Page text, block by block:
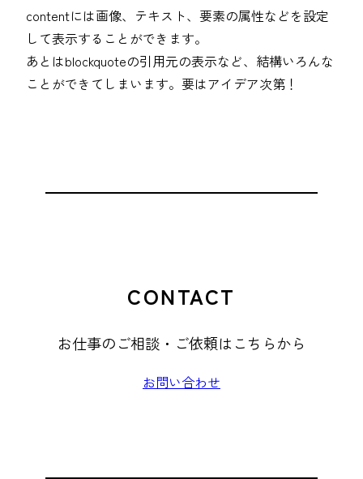
contentには画像、テキスト、要素の属性などを設定
して表示することができます。
あとはblockquoteの引用元の表示など、結構いろんな
ことができてしまいます。要はアイデア次第！
CONTACT
お仕事のご相談・ご依頼はこちらから
お問い合わせ